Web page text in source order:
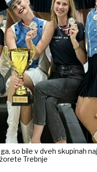
so bile v dveh skupinah
Trebnje